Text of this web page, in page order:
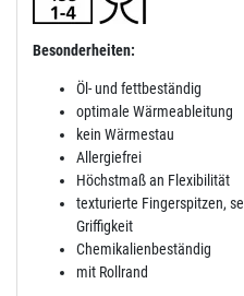
Besonderheiten:
Öl- und fettbeständig
optimale Wärmeableitung
kein Wärmestau
Allergiefrei
Höchstmaß an Flexibilität
texturierte Fingerspitzen,
Griffigkeit
Chemikalienbeständig
mit Rollrand